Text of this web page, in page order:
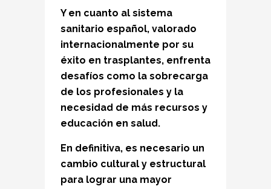
Y en cuanto al sistema
sanitario español, valorado
internacionalmente por su
éxito en trasplantes, enfrenta
desafíos como la sobrecarga
de los profesionales y la
necesidad de más recursos y
educación en salud.
En definitiva, es necesario un
cambio cultural y estructural
para lograr una mayor